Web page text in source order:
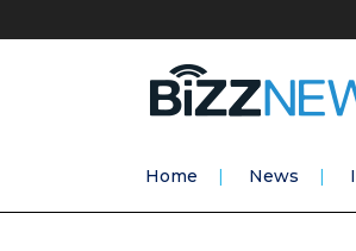
Home News